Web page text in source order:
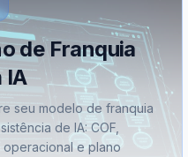
de Franquia
IA
seu modelo de franquia
de IA: COF,
operacional e plano